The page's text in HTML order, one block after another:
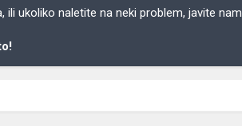
ukoliko naletite na neki problem, javite nam